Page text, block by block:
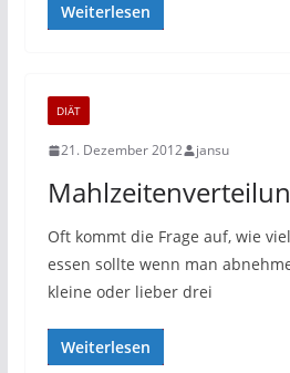
Weiterlesen
DIÄT
21. Dezember 2012 jansu
Oft kommt die Frage auf, wie
essen sollte wenn man
kleine oder lieber drei
Weiterlesen